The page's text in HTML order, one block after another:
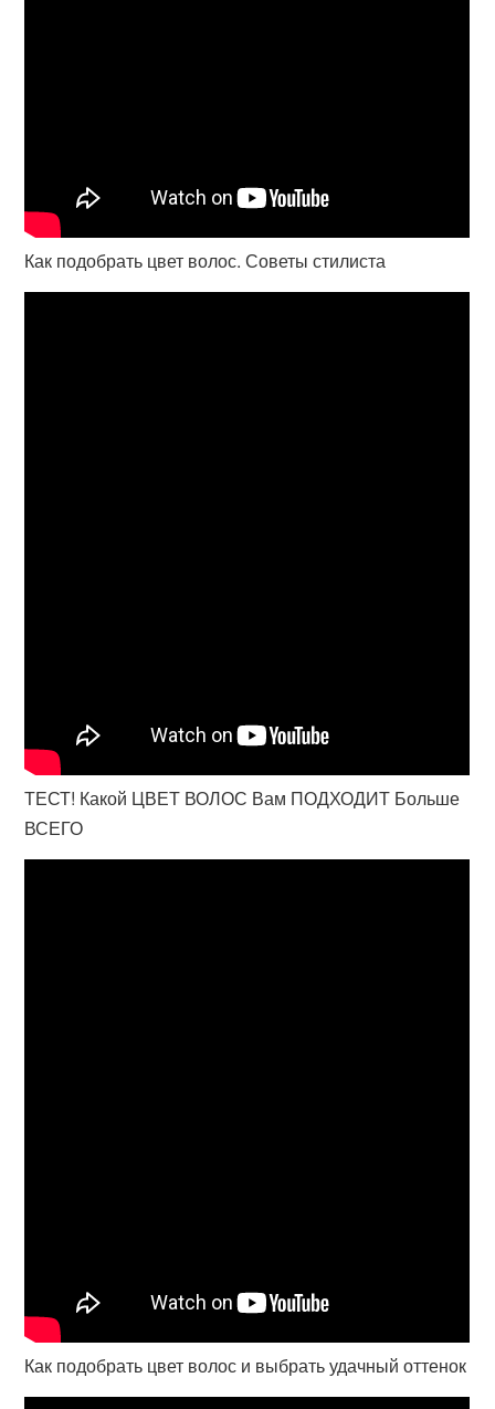
Как подобрать цвет волос. Советы стилиста
ТЕСТ! Какой ЦВЕТ ВОЛОС Вам ПОДХОДИТ Больше
ВСЕГО
Как подобрать цвет волос и выбрать удачный оттенок